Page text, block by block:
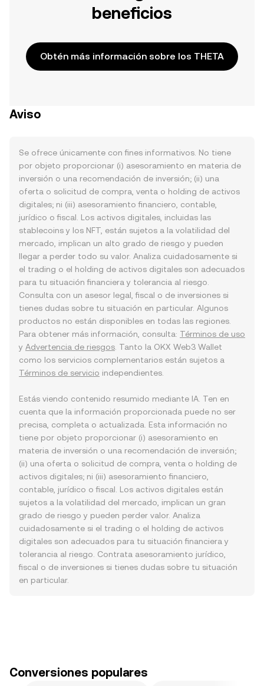
beneficios
Obtén más información sobre los THETA
Aviso
Se ofrece únicamente con fines informativos. No tiene
por objeto proporcionar (i) asesoramiento en materia de
inversión o una recomendación de inversión; (ii) una
oferta o solicitud de compra, venta o holding de activos
digitales; ni (iii) asesoramiento financiero, contable,
jurídico o fiscal. Los activos digitales, incluidas las
stablecoins y los NFT, están sujetos a la volatilidad del
mercado, implican un alto grado de riesgo y pueden
llegar a perder todo su valor. Analiza cuidadosamente si
el trading o el holding de activos digitales son adecuados
para tu situación financiera y tolerancia al riesgo.
Consulta con un asesor legal, fiscal o de inversiones si
tienes dudas sobre tu situación en particular. Algunos
productos no están disponibles en todas las regiones.
Para obtener más información, consulta: Términos de uso
y Advertencia de riesgos . Tanto la OKX Web3 Wallet
como los servicios complementarios están sujetos a
Términos de servicio independientes.
Estás viendo contenido resumido mediante IA. Ten en
cuenta que la información proporcionada puede no ser
precisa, completa o actualizada. Esta información no
tiene por objeto proporcionar (i) asesoramiento en
materia de inversión o una recomendación de inversión;
(ii) una oferta o solicitud de compra, venta o holding de
activos digitales; ni (iii) asesoramiento financiero,
contable, jurídico o fiscal. Los activos digitales están
sujetos a la volatilidad del mercado, implican un gran
grado de riesgo y pueden perder valor. Analiza
cuidadosamente si el trading o el holding de activos
digitales son adecuados para tu situación financiera y
tolerancia al riesgo. Contrata asesoramiento jurídico,
fiscal o de inversiones si tienes dudas sobre tu situación
en particular.
Conversiones populares